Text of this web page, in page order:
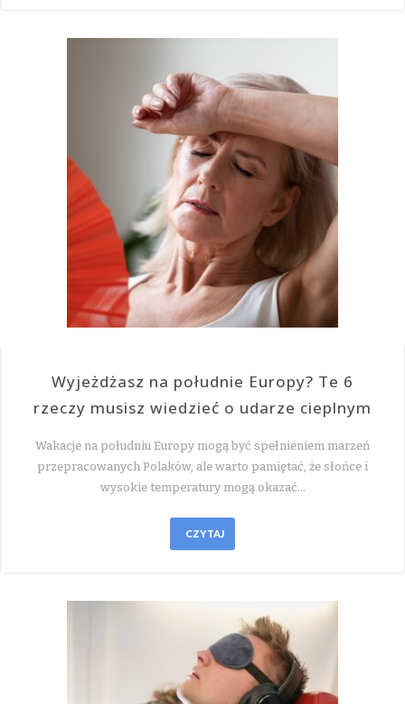
Wyjeżdżasz na południe Europy? Te 6
rzeczy musisz wiedzieć o udarze cieplnym
Wakacje na południu Europy mogą być spełnieniem marzeń
przepracowanych Polaków, ale warto pamiętać, że słońce i
wysokie temperatury mogą okazać…
CZYTAJ